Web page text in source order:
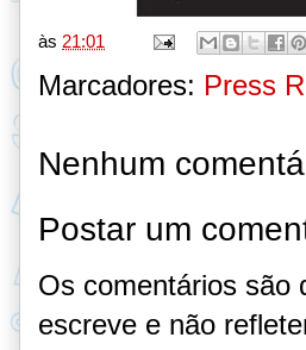
às 21:01
Marcadores: Press
Nenhum
Postar um
Os comentários são
escreve e não